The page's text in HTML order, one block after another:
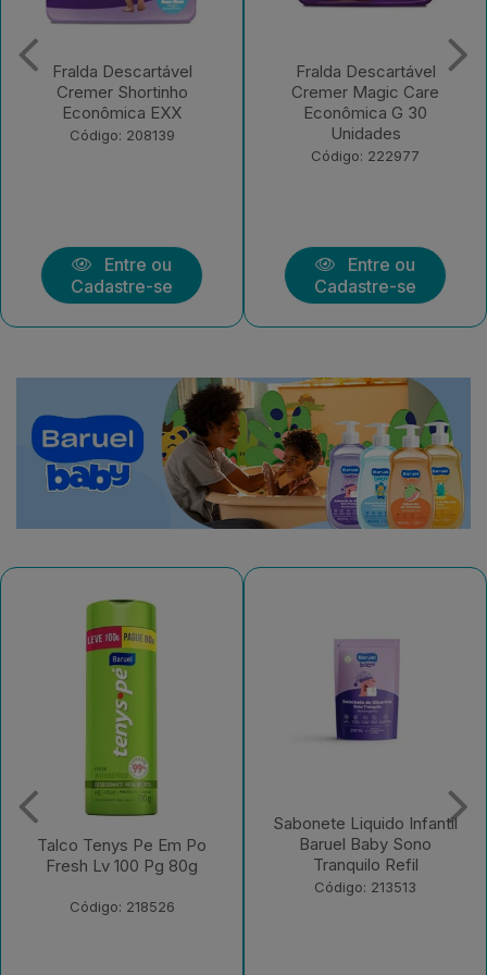
Descartável
Shortinho
EXX
208139
Entre ou
se
Fralda Descartável
Cremer Magic Care
Econômica G 30
Código: 222977
Entre ou
Cadastre-se
Sabonete Liquido Infantil
Baruel Baby Sono
Tranquilo Refil
Sabonete Liquido Infantil
Baruel Baby Sem Corante
Refil
Código: 213512